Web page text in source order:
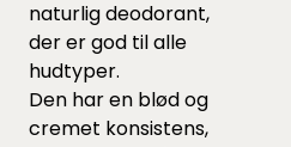
naturlig deodorant,
der er god til alle
hudtyper.
Den har en blød og
cremet konsistens,